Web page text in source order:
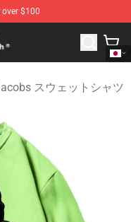
$100
Jacobs Merchandise
スウェットシャツ